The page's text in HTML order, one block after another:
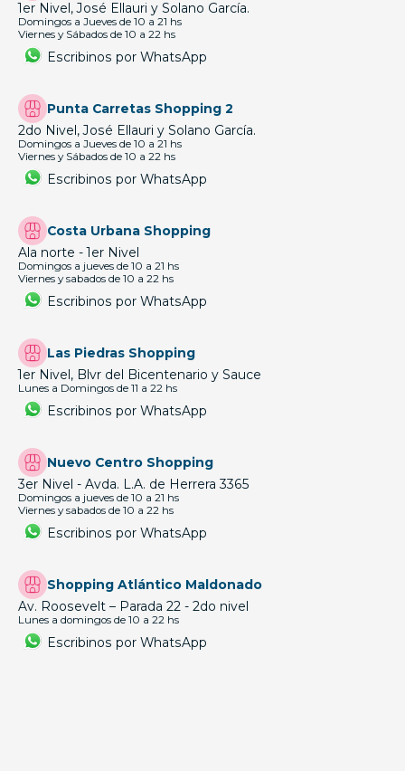
1er Nivel, José Ellauri y Solano García.
Domingos a Jueves de 10 a 21 hs
Viernes y Sábados de 10 a 22 hs
Escribinos por WhatsApp
Punta Carretas Shopping 2
2do Nivel, José Ellauri y Solano García.
Domingos a Jueves de 10 a 21 hs
Viernes y Sábados de 10 a 22 hs
Escribinos por WhatsApp
Costa Urbana Shopping
Ala norte - 1er Nivel
Domingos a jueves de 10 a 21 hs
Viernes y sabados de 10 a 22 hs
Escribinos por WhatsApp
Las Piedras Shopping
1er Nivel, Blvr del Bicentenario y Sauce
Lunes a Domingos de 11 a 22 hs
Escribinos por WhatsApp
Nuevo Centro Shopping
3er Nivel - Avda. L.A. de Herrera 3365
Domingos a jueves de 10 a 21 hs
Viernes y sabados de 10 a 22 hs
Escribinos por WhatsApp
Shopping Atlántico Maldonado
Av. Roosevelt – Parada 22 - 2do nivel
Lunes a domingos de 10 a 22 hs
Escribinos por WhatsApp